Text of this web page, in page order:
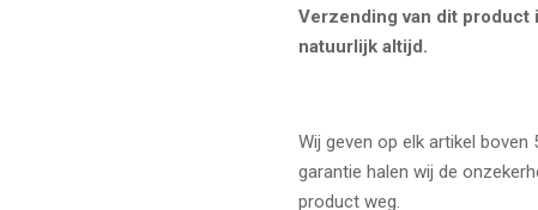
Verzending van dit product
natuurlijk altijd.
Wij geven op elk artikel boven
garantie halen wij de
product weg.